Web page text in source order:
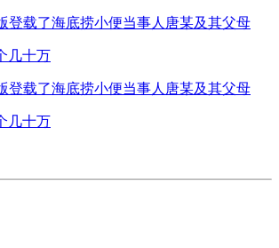
登载了海底捞小便当事人唐某及其父母
几十万
登载了海底捞小便当事人唐某及其父母
几十万